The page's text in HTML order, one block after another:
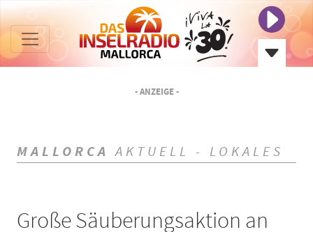
- ANZEIGE -
MALLORCA AKTUELL - LOKALES
Große Säuberungsaktion an